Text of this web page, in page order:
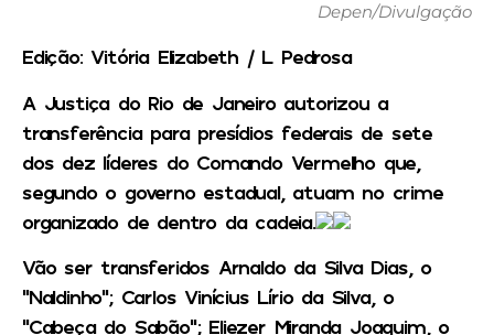
Depen/Divulgação
Edição: Vitória Elizabeth / L Pedrosa
A Justiça do Rio de Janeiro autorizou a
transferência para presídios federais de sete
dos dez líderes do Comando Vermelho que,
segundo o governo estadual, atuam no crime
organizado de dentro da cadeia.
Vão ser transferidos Arnaldo da Silva Dias, o
“Naldinho”; Carlos Vinícius Lírio da Silva, o
“Cabeça do Sabão”; Eliezer Miranda Joaquim, o